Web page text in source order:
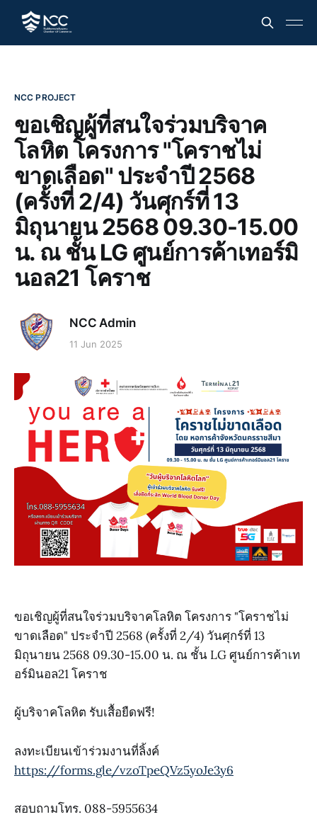
NCC PROJECT
ขอเชิญผู้ที่สนใจร่วมบริจาค
โลหิต โครงการ "โคราชไม่
ขาดเลือด" ประจำปี 2568
(ครั้งที่ 2/4) วันศุกร์ที่ 13
มิถุนายน 2568 09.30-15.00
น. ณ ชั้น LG ศูนย์การค้าเทอร์มิ
นอล21 โคราช
NCC Admin
11 Jun 2025
ขอเชิญผู้ที่สนใจร่วมบริจาคโลหิต โครงการ "โคราชไม่
ขาดเลือด" ประจำปี 2568 (ครั้งที่ 2/4) วันศุกร์ที่ 13
มิถุนายน 2568 09.30-15.00 น. ณ ชั้น LG ศูนย์การค้าเท
อร์มินอล21 โคราช
ผู้บริจาคโลหิต รับเสื้อยืดฟรี!
ลงทะเบียนเข้าร่วมงานที่ลิ้งค์
https://forms.gle/vzoTpeQVz5yoJe3y6
สอบถามโทร. 088-5955634